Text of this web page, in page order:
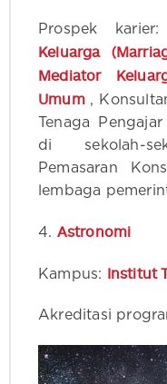
Prospek
Keluarga
Mediator
Umum ,
Tenaga
di sekolah-
Pemasaran
lembaga
4. Astronomi
Kampus: Institut
Akreditasi